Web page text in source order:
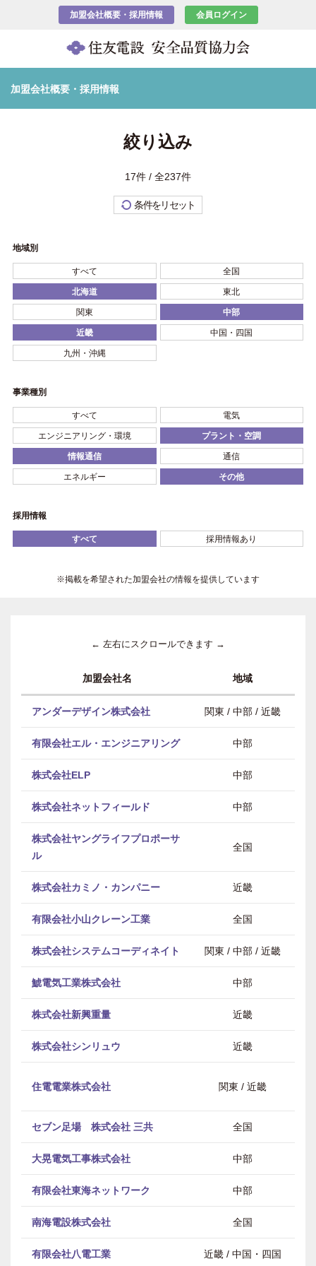
加盟会社概要・採用情報 会員ログイン
加盟会社概要・採用情報
絞り込み
17件 / 全237件
条件をリセット
地域別
すべて 全国
北海道 東北
関東 中部
近畿 中国・四国
九州・沖縄
事業種別
すべて 電気
エンジニアリング・環境 プラント・空調
情報通信 通信
エネルギー その他
採用情報
すべて 採用情報あり
※掲載を希望された加盟会社の情報を提供しています
← 左右にスクロールできます →
加盟会社名 地域
アンダーデザイン株式会社 関東 / 中部 / 近畿
有限会社エル・エンジニアリング 中部
株式会社ELP 中部
株式会社ネットフィールド 中部
株式会社ヤングライフプロポーサ
ル
全国
株式会社カミノ・カンパニー 近畿
有限会社小山クレーン工業 全国
株式会社システムコーディネイト 関東 / 中部 / 近畿
鯱電気工業株式会社 中部
株式会社新興重量 近畿
株式会社シンリュウ 近畿
住電電業株式会社 関東 / 近畿
セブン足場 株式会社 三共 全国
大晃電気工事株式会社 中部
有限会社東海ネットワーク 中部
南海電設株式会社 全国
有限会社八電工業 近畿 / 中国・四国